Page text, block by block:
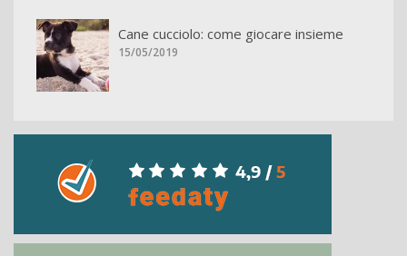
Cane cucciolo: come giocare insieme
15/05/2019